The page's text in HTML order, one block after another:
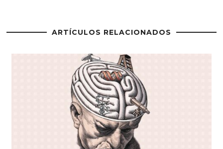
ARTÍCULOS RELACIONADOS